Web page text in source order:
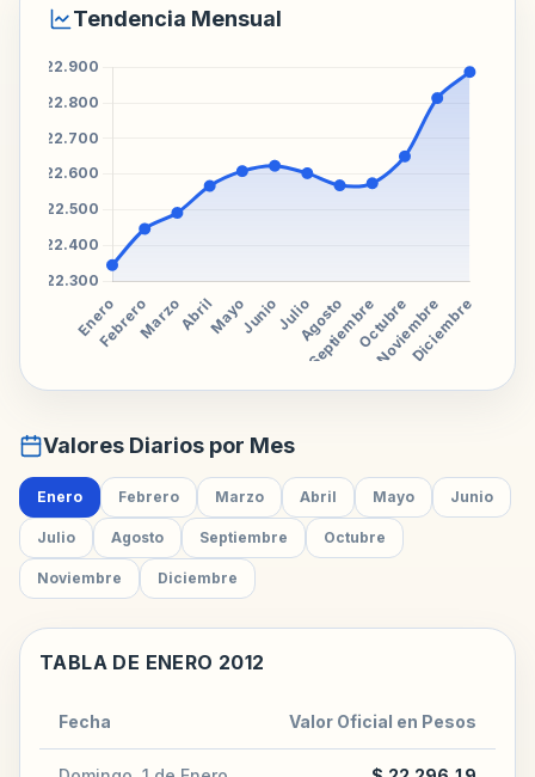
Tendencia Mensual
Valores Diarios por Mes
Enero Febrero Marzo Abril Mayo Junio
Julio Agosto Septiembre Octubre
Noviembre Diciembre
TABLA DE ENERO 2012
Fecha Valor Oficial en Pesos